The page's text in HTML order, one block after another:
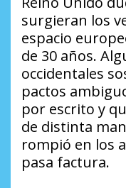
surgieran los
espacio
de 30 años.
occidentales
pactos
por escrito y
de distinta
rompió en los
pasa factura.